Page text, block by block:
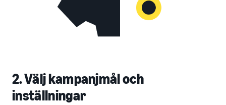
2. Välj kampanjmål och
inställningar